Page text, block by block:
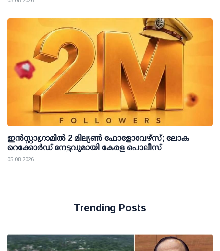
ഇന്‍സ്റ്റാഗ്രാമില്‍ 2 മില്യണ്‍ ഫോളോവേഴ്സ്; ലോക
റെക്കോര്‍ഡ് നേട്ടവുമായി കേരള പൊലീസ്
05 08 2026
Trending Posts